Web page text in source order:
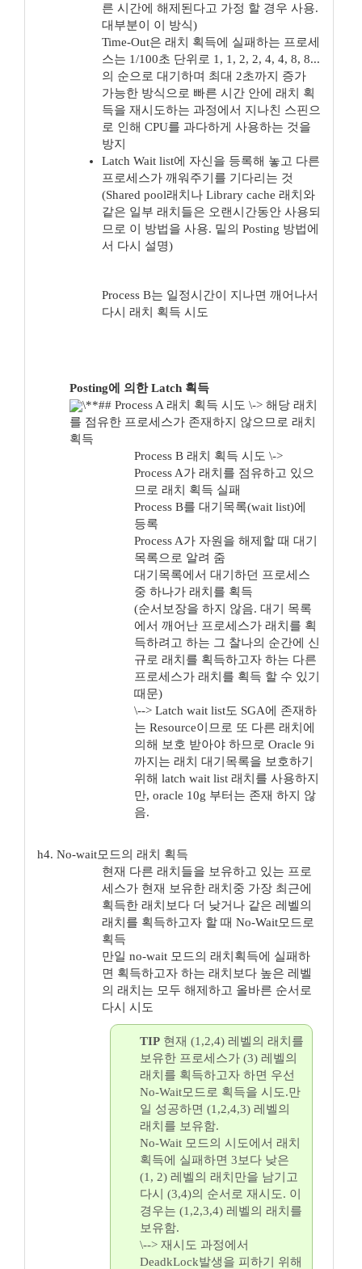
른 시간에 해제된다고 가정 할 경우 사용.
대부분이 이 방식)
Time-Out은 래치 획득에 실패하는 프로세
스는 1/100초 단위로 1, 1, 2, 2, 4, 4, 8, 8...
의 순으로 대기하며 최대 2초까지 증가
가능한 방식으로 빠른 시간 안에 래치 획
득을 재시도하는 과정에서 지나친 스핀으
로 인해 CPU를 과다하게 사용하는 것을
방지
Latch Wait list에 자신을 등록해 놓고 다른
프로세스가 깨워주기를 기다리는 것
(Shared pool래치나 Library cache 래치와
같은 일부 래치들은 오랜시간동안 사용되
므로 이 방법을 사용. 밑의 Posting 방법에
서 다시 설명)
Process B는 일정시간이 지나면 깨어나서
다시 래치 획득 시도
Posting에 의한 Latch 획득
\**## Process A 래치 획득 시도 \-> 해당 래치
를 점유한 프로세스가 존재하지 않으므로 래치
획득
Process B 래치 획득 시도 \->
Process A가 래치를 점유하고 있으
므로 래치 획득 실패
Process B를 대기목록(wait list)에
등록
Process A가 자원을 해제할 때 대기
목록으로 알려 줌
대기목록에서 대기하던 프로세스
중 하나가 래치를 획득
(순서보장을 하지 않음. 대기 목록
에서 깨어난 프로세스가 래치를 획
득하려고 하는 그 찰나의 순간에 신
규로 래치를 획득하고자 하는 다른
프로세스가 래치를 획득 할 수 있기
때문)
\--> Latch wait list도 SGA에 존재하
는 Resource이므로 또 다른 래치에
의해 보호 받아야 하므로 Oracle 9i
까지는 래치 대기목록을 보호하기
위해 latch wait list 래치를 사용하지
만, oracle 10g 부터는 존재 하지 않
음.
h4. No-wait모드의 래치 획득
현재 다른 래치들을 보유하고 있는 프로
세스가 현재 보유한 래치중 가장 최근에
획득한 래치보다 더 낮거나 같은 레벨의
래치를 획득하고자 할 때 No-Wait모드로
획득
만일 no-wait 모드의 래치획득에 실패하
면 획득하고자 하는 래치보다 높은 레벨
의 래치는 모두 해제하고 올바른 순서로
다시 시도
TIP 현재 (1,2,4) 레벨의 래치를
보유한 프로세스가 (3) 레벨의
래치를 획득하고자 하면 우선
No-Wait모드로 획득을 시도.만
일 성공하면 (1,2,4,3) 레벨의
래치를 보유함.
No-Wait 모드의 시도에서 래치
획득에 실패하면 3보다 낮은
(1, 2) 레벨의 래치만을 남기고
다시 (3,4)의 순서로 재시도. 이
경우는 (1,2,3,4) 레벨의 래치를
보유함.
\--> 재시도 과정에서
DeadkLock발생을 피하기 위해